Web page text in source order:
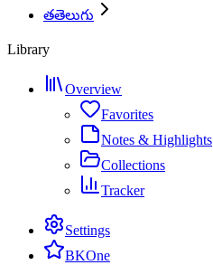
తతెలుగు
Library
Overview
Favorites
Notes & Highlights
Collections
Tracker
Settings
BKOne